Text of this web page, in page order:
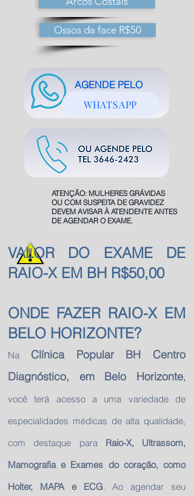
Ossos da face R$50
WHATSAPP
AGENDE PELO
ATENÇÃO: MULHERES GRÁVIDAS
OU COM SUSPEITA DE GRAVIDEZ
DEVEM AVISAR À ATENDENTE ANTES
DE AGENDAR O EXAME.
VALOR DO EXAME DE
RAIO-X EM BH R$50,00
ONDE FAZER RAIO-X EM
BELO HORIZONTE?
Na Clínica Popular BH Centro
Diagnóstico, em Belo Horizonte,
você terá acesso a uma variedade de
especialidades médicas de alta qualidade,
com destaque para Raio-X, Ultrassom,
Mamografia e Exames do coração, como
Holter, MAPA e ECG. Ao agendar seu